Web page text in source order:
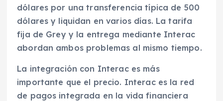
dólares por una transferencia típica de 500
dólares y liquidan en varios días. La tarifa
fija de Grey y la entrega mediante Interac
abordan ambos problemas al mismo tiempo.
La integración con Interac es más
importante que el precio. Interac es la red
de pagos integrada en la vida financiera